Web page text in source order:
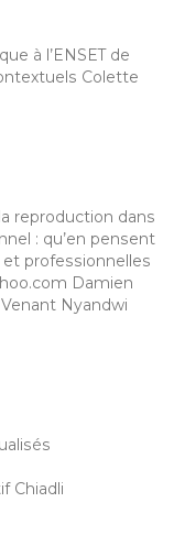
à l’ENSET de
Colette
reproduction dans
: qu’en pensent
professionnelles
Damien
Nyandwi
Chiadli